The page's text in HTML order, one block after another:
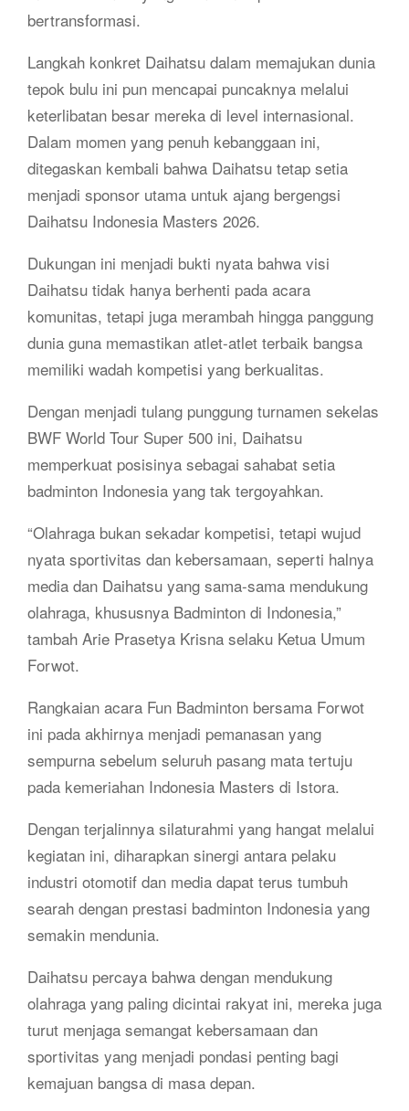
bertransformasi.
Langkah konkret Daihatsu dalam memajukan dunia
tepok bulu ini pun mencapai puncaknya melalui
keterlibatan besar mereka di level internasional.
Dalam momen yang penuh kebanggaan ini,
ditegaskan kembali bahwa Daihatsu tetap setia
menjadi sponsor utama untuk ajang bergengsi
Daihatsu Indonesia Masters 2026.
Dukungan ini menjadi bukti nyata bahwa visi
Daihatsu tidak hanya berhenti pada acara
komunitas, tetapi juga merambah hingga panggung
dunia guna memastikan atlet-atlet terbaik bangsa
memiliki wadah kompetisi yang berkualitas.
Dengan menjadi tulang punggung turnamen sekelas
BWF World Tour Super 500 ini, Daihatsu
memperkuat posisinya sebagai sahabat setia
badminton Indonesia yang tak tergoyahkan.
“Olahraga bukan sekadar kompetisi, tetapi wujud
nyata sportivitas dan kebersamaan, seperti halnya
media dan Daihatsu yang sama-sama mendukung
olahraga, khususnya Badminton di Indonesia,”
tambah Arie Prasetya Krisna selaku Ketua Umum
Forwot.
Rangkaian acara Fun Badminton bersama Forwot
ini pada akhirnya menjadi pemanasan yang
sempurna sebelum seluruh pasang mata tertuju
pada kemeriahan Indonesia Masters di Istora.
Dengan terjalinnya silaturahmi yang hangat melalui
kegiatan ini, diharapkan sinergi antara pelaku
industri otomotif dan media dapat terus tumbuh
searah dengan prestasi badminton Indonesia yang
semakin mendunia.
Daihatsu percaya bahwa dengan mendukung
olahraga yang paling dicintai rakyat ini, mereka juga
turut menjaga semangat kebersamaan dan
sportivitas yang menjadi pondasi penting bagi
kemajuan bangsa di masa depan.